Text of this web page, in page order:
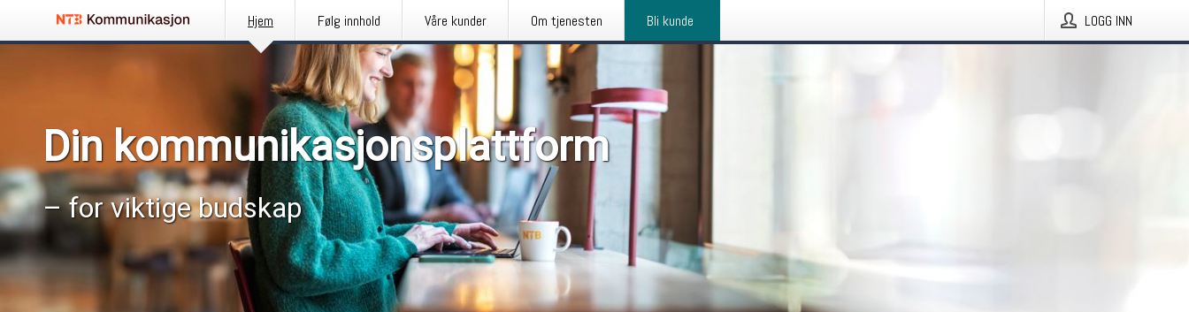
Hjem Følg innhold Våre kunder Om tjenesten Bli kunde LOGG INN
Din kommunikasjonsplattform
– for viktige budskap